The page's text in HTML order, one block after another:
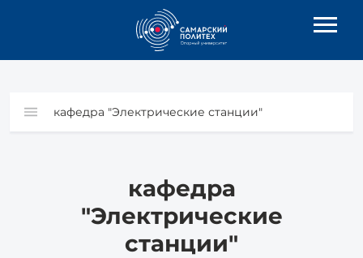
кафедра "Электрические станции"
кафедра
"Электрические
станции"